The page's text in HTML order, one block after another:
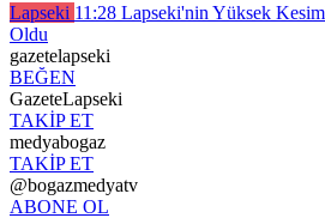
Lapseki 11:28 Lapseki'nin Yüksek
Oldu
gazetelapseki
BEĞEN
GazeteLapseki
TAKİP ET
medyabogaz
TAKİP ET
@bogazmedyatv
ABONE OL